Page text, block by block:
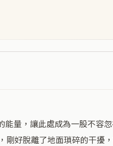
剛好脫離了地面瑣碎的干擾